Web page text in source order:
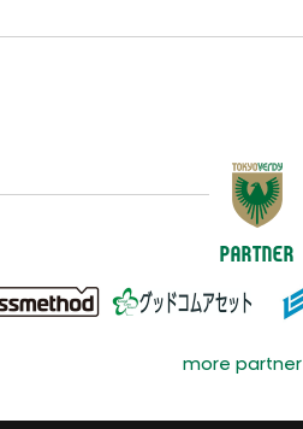
PARTNER
more partner